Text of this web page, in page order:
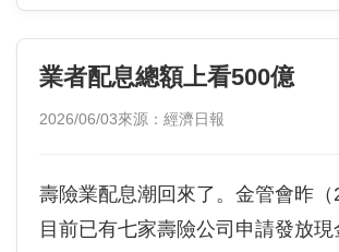
業者配息總額上看500億
2026/06/03來源：經濟日報
壽險業配息潮回來了。金管會昨（
目前已有七家壽險公司申請發放